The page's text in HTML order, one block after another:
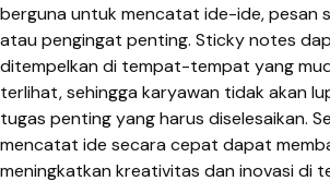
berguna untuk mencatat ide-ide, pesan
atau pengingat penting. Sticky notes
ditempelkan di tempat-tempat yang
terlihat, sehingga karyawan tidak akan
tugas penting yang harus diselesaikan.
mencatat ide secara cepat dapat
meningkatkan kreativitas dan inovasi di